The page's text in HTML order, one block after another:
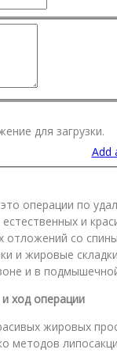
для загрузки.
Add
операции по
и
отложений со
и жировые
и в
ход операции
жировых
методов